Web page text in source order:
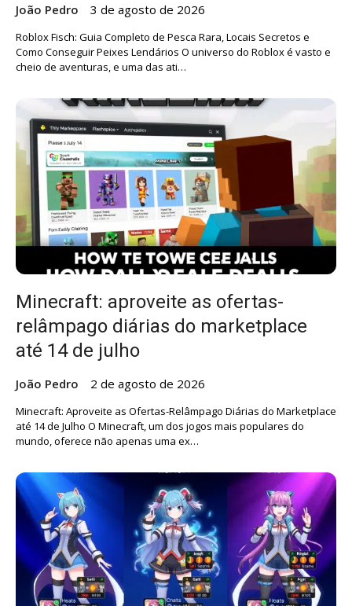
João Pedro 3 de agosto de 2026
Roblox Fisch: Guia Completo de Pesca Rara, Locais Secretos e
Como Conseguir Peixes Lendários O universo do Roblox é vasto e
cheio de aventuras, e uma das ati…
Minecraft: aproveite as ofertas-
relâmpago diárias do marketplace
até 14 de julho
João Pedro 2 de agosto de 2026
Minecraft: Aproveite as Ofertas-Relâmpago Diárias do Marketplace
até 14 de Julho O Minecraft, um dos jogos mais populares do
mundo, oferece não apenas uma ex…